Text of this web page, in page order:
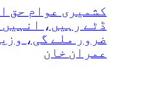
کشمیری عوام حق
ڈٹے رہیں،
ضرور ملے گی،
عمران خان